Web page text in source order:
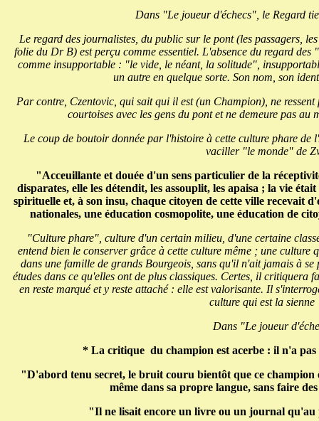
Dans "Le joueur d'échecs", le Regard
Le regard des journalistes, du public sur le pont (les passagers,
folie du Dr B) est perçu comme essentiel. L'absence du regard des
comme insupportable : "le vide, le néant, la solitude",
un autre en quelque sorte. Son nom, son
Par contre, Czentovic, qui sait qui il est (un Champion), ne
courtoises avec les gens du pont et ne demeure pas au
Le coup de boutoir donnée par l'histoire à cette culture phare
vaciller "le monde" de
"Acceuillante et douée d'un sens particulier de la
disparates, elle les détendit, les assouplit, les apaisa ; la vie
spirituelle et, à son insu, chaque citoyen de cette ville recevait
nationales, une éducation cosmopolite, une éducation de
"Culture phare", culture d'un certain milieu, d'une certaine
entend bien le conserver grâce à cette culture même ; une
dans une famille de grands Bourgeois, sans qu'il n'ait jamais à
études dans ce qu'elles ont de plus classiques. Certes, il
en reste marqué et y reste attaché : elle est valorisante. Il
culture qui est la
Dans "Le joueur
* La critique du champion est acerbe : il n'a pas
"D'abord tenu secret, le bruit couru bientôt que ce
même dans sa propre langue, sans faire
"Il ne lisait encore un livre ou un journal